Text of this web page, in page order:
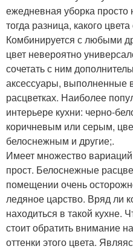
ежедневная уборка просто
тогда разница, какого
Комбинируется с любыми
цвет невероятно
сочетать с ним
аксессуары, выполненные
расцветках. Наиболее
интерьере кухни: черно-
коричневым или серым,
белоснежным и другие;.
Имеет множество
прост. Белоснежные
помещении очень
ледяное царство. Вряд ли
находиться в такой кухне.
стоит обратить внимание
оттенки этого цвета.